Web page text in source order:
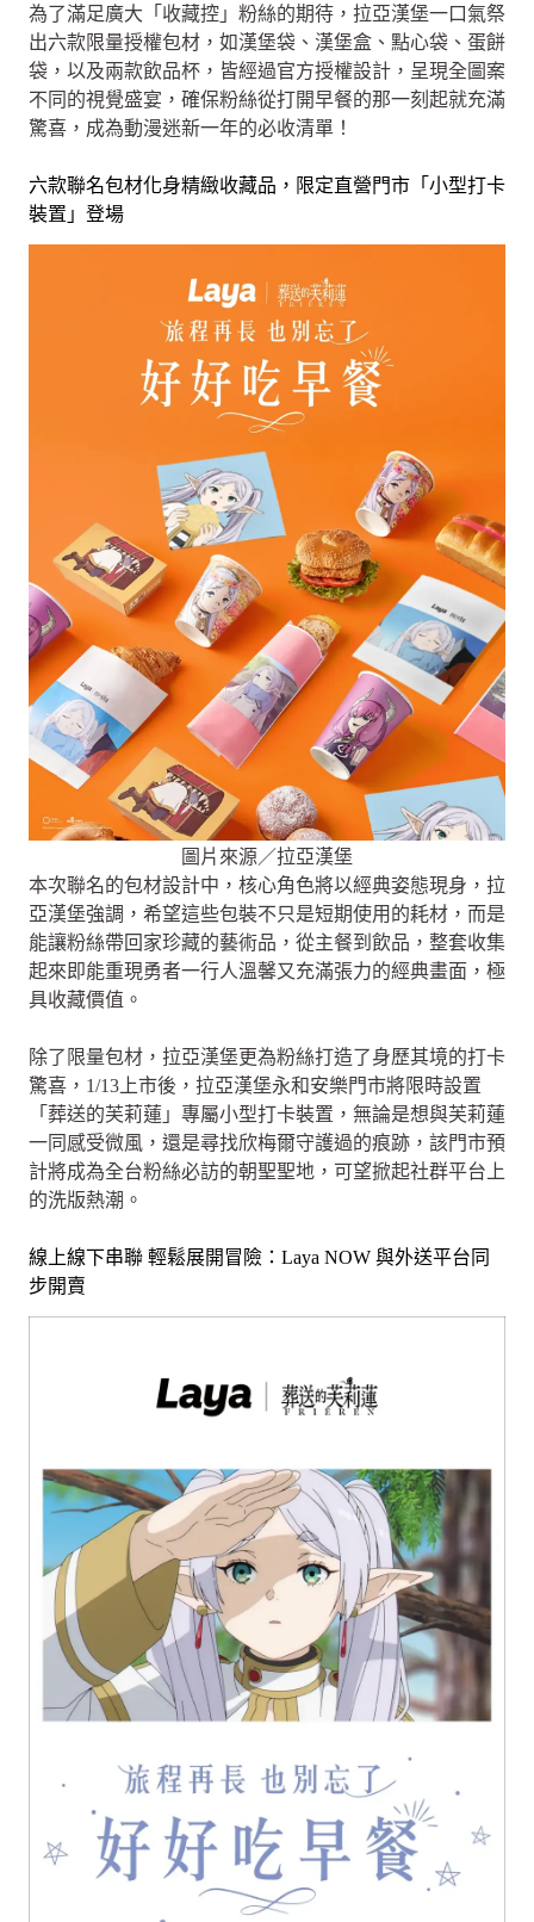
為了滿足廣大「收藏控」粉絲的期待，拉亞漢堡一口氣祭
出六款限量授權包材，如漢堡袋、漢堡盒、點心袋、蛋餅
袋，以及兩款飲品杯，皆經過官方授權設計，呈現全圖案
不同的視覺盛宴，確保粉絲從打開早餐的那一刻起就充滿
驚喜，成為動漫迷新一年的必收清單！
六款聯名包材化身精緻收藏品，限定直營門市「小型打卡
裝置」登場
圖片來源／拉亞漢堡
本次聯名的包材設計中，核心角色將以經典姿態現身，拉
亞漢堡強調，希望這些包裝不只是短期使用的耗材，而是
能讓粉絲帶回家珍藏的藝術品，從主餐到飲品，整套收集
起來即能重現勇者一行人溫馨又充滿張力的經典畫面，極
具收藏價值。
除了限量包材，拉亞漢堡更為粉絲打造了身歷其境的打卡
驚喜，1/13上市後，拉亞漢堡永和安樂門市將限時設置
「葬送的芙莉蓮」專屬小型打卡裝置，無論是想與芙莉蓮
一同感受微風，還是尋找欣梅爾守護過的痕跡，該門市預
計將成為全台粉絲必訪的朝聖聖地，可望掀起社群平台上
的洗版熱潮。
線上線下串聯 輕鬆展開冒險：Laya NOW 與外送平台同
步開賣